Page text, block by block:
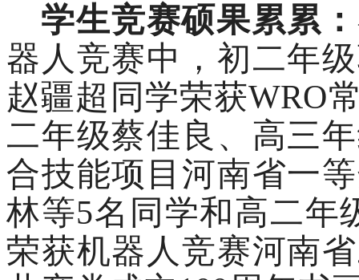
学生竞赛硕果累累：
器人竞赛中，初二年
赵疆超同学荣获WRO
二年级蔡佳良、高三
合技能项目河南省一
林等5名同学和高二年
荣获机器人竞赛河南